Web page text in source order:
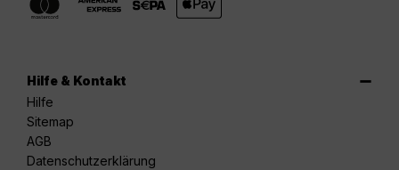
Hilfe & Kontakt
Hilfe
Sitemap
AGB
Datenschutzerklärung